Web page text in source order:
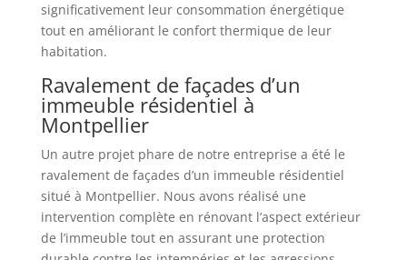
significativement leur consommation énergétique
tout en améliorant le confort thermique de leur
habitation.
Ravalement de façades d’un
immeuble résidentiel à
Montpellier
Un autre projet phare de notre entreprise a été le
ravalement de façades d’un immeuble résidentiel
situé à Montpellier. Nous avons réalisé une
intervention complète en rénovant l’aspect extérieur
de l’immeuble tout en assurant une protection